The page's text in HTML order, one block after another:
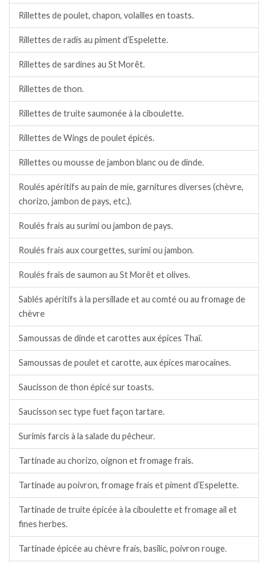
Rillettes de poulet, chapon, volailles en toasts.
Rillettes de radis au piment d’Espelette.
Rillettes de sardines au St Morêt.
Rillettes de thon.
Rillettes de truite saumonée à la ciboulette.
Rillettes de Wings de poulet épicés.
Rillettes ou mousse de jambon blanc ou de dinde.
Roulés apéritifs au pain de mie, garnitures diverses (chèvre,
chorizo, jambon de pays, etc.).
Roulés frais au surimi ou jambon de pays.
Roulés frais aux courgettes, surimi ou jambon.
Roulés frais de saumon au St Morêt et olives.
Sablés apéritifs à la persillade et au comté ou au fromage de
chèvre
Samoussas de dinde et carottes aux épices Thaï.
Samoussas de poulet et carotte, aux épices marocaines.
Saucisson de thon épicé sur toasts.
Saucisson sec type fuet façon tartare.
Surimis farcis à la salade du pêcheur.
Tartinade au chorizo, oignon et fromage frais.
Tartinade au poivron, fromage frais et piment d’Espelette.
Tartinade de truite épicée à la ciboulette et fromage ail et
fines herbes.
Tartinade épicée au chèvre frais, basilic, poivron rouge.